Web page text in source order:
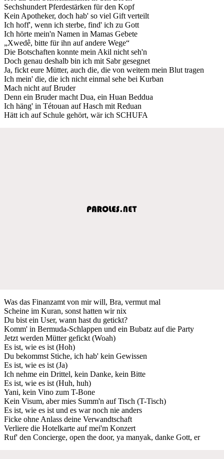
Sechshundert Pferdestärken für den Kopf
Kein Apotheker, doch hab' so viel Gift verteilt
Ich hoff', wenn ich sterbe, find' ich zu Gott
Ich hörte mein'n Namen in Mamas Gebete
„Xwedê, bitte für ihn auf andere Wege“
Die Botschaften konnte mein Akil nicht seh'n
Doch genau deshalb bin ich mit Sabr gesegnet
Ja, fickt eure Mütter, auch die, die von weitem mein Blut tragen
Ich mein' die, die ich nicht einmal sehe bei Kurban
Mach nicht auf Bruder
Denn ein Bruder macht Dua, ein Huan Beddua
Ich häng' in Tétouan auf Hasch mit Reduan
Hätt ich auf Schule gehört, wär ich SCHUFA
Was das Finanzamt von mir will, Bra, vermut mal
Scheine im Kuran, sonst hatten wir nix
Du bist ein User, wann hast du getickt?
Komm' in Bermuda-Schlappen und ein Bubatz auf die Party
Jetzt werden Mütter gefickt (Woah)
Es ist, wie es ist (Hoh)
Du bekommst Stiche, ich hab' kein Gewissen
Es ist, wie es ist (Ja)
Ich nehme ein Drittel, kein Danke, kein Bitte
Es ist, wie es ist (Huh, huh)
Yani, kein Vino zum T-Bone
Kein Visum, aber mies Summ'n auf Tisch (T-Tisch)
Es ist, wie es ist und es war noch nie anders
Ficke ohne Anlass deine Verwandtschaft
Verliere die Hotelkarte auf mei'm Konzert
Ruf' den Concierge, open the door, ya manyak, danke Gott, er